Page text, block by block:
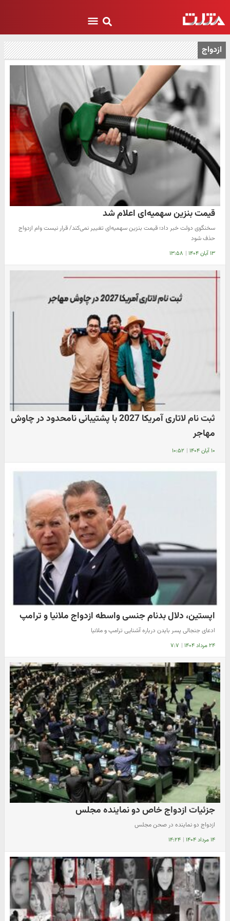
ازدواج
قیمت بنزین سهمیه‌ای اعلام شد
سخنگوی دولت خبر داد؛ قیمت بنزین سهمیه‌ای تغییر نمی‌کند/ قرار نیست وام ازدواج
حذف شود
۱۳ آبان ۱۴۰۴ | ۱۳:۵۸
ثبت نام لاتاری آمریکا 2027 با پشتیبانی نامحدود در چاوش
مهاجر
۱۰ آبان ۱۴۰۴ | ۱۰:۵۲
اپستین، دلال بدنام جنسی واسطه ازدواج ملانیا و ترامپ
ادعای جنجالی پسر بایدن درباره آشنایی ترامپ و ملانیا
۲۴ مرداد ۱۴۰۴ | ۷:۷
جزئیات ازدواج خاص دو نماینده مجلس
ازدواج دو نماینده در صحن مجلس
۱۴ مرداد ۱۴۰۴ | ۱۴:۲۴